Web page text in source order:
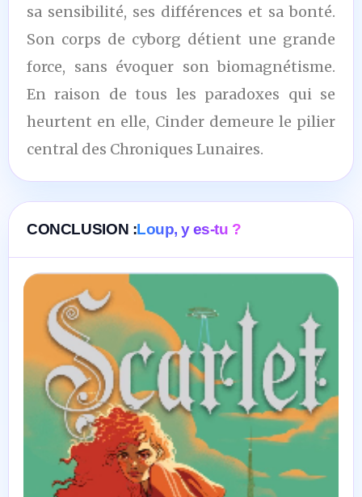
sa sensibilité, ses différences et sa bonté.
Son corps de cyborg détient une grande
force, sans évoquer son biomagnétisme.
En raison de tous les paradoxes qui se
heurtent en elle, Cinder demeure le pilier
central des Chroniques Lunaires.
CONCLUSION :Loup, y es-tu ?